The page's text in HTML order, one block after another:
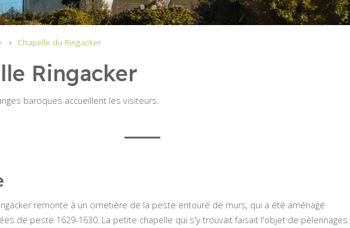
Chapelle du Ringacker
Ringacker
baroques accueillent les visiteurs.
remonte à un cimetière de la peste entouré de murs, qui a été aménagé
de peste 1629-1630. La petite chapelle qui s'y trouvait faisait l'objet de pèlerinages.